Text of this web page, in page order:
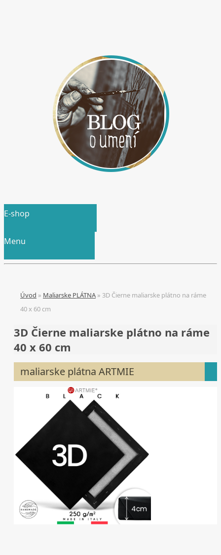
E-shop
Menu
Úvod » Maliarske PLÁTNA » 3D Čierne maliarske plátno na ráme
40 x 60 cm
3D Čierne maliarske plátno na ráme
40 x 60 cm
maliarske plátna ARTMIE